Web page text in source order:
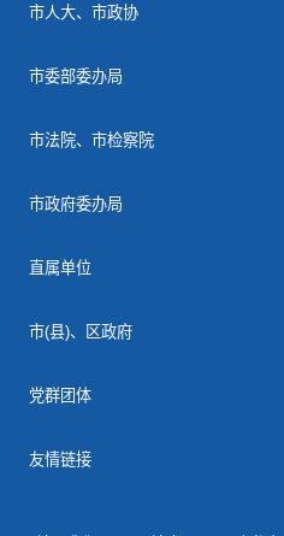
市人大、市政协
市委部委办局
市法院、市检察院
市政府委办局
直属单位
市(县)、区政府
党群团体
友情链接